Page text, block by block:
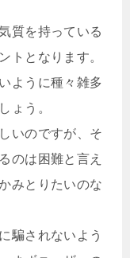
質を持っている
トとなります。
ように種々雑多
ょう。
いのですが、そ
のは困難と言え
みとりたいのな
騙されないよう